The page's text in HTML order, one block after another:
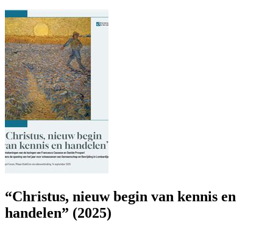
“Christus, nieuw begin van kennis en
handelen” (2025)